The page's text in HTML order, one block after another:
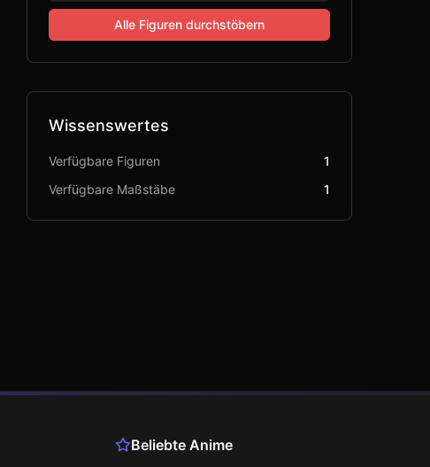
Alle Figuren durchstöbern
Wissenswertes
Verfügbare Figuren
1
Verfügbare Maßstäbe
1
Beliebte Anime